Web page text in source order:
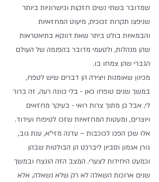
שמדובר בשתי נשים חזקות וכישרוניות ביותר
שניפצו תקרות זכוכית, מיעוט המחזאיות
והבמאיות בולט ביתר שאת דווקא בתיאטראות
שהן מנהלות, ולטעמי מדובר בהפנמה של העולם
הגברי שהן צמחו בו.
מכיוון שאומנות ויצירה הן דברים שיש לטפח,
במשך שנים טופחו כאן - בלי כוונה רעה, זה ברור
לי, אבל כן מתוך צרות רואי - בעיקר מחזאים
ויוצרים, ומעטות המחזאיות שזכו לטיפוח ועידוד.
אלו שכן הפכו לכוכבות – עדנה מזי"א, ענת גוב,
גורן אגמון וסביון ליברכט הן הבולטות שבהן
וכמעט היחידות לצערי. המצב הזה הונצח ובמשך
שנים ארוכות השאלה לא רק שלא נשאלה, אלא